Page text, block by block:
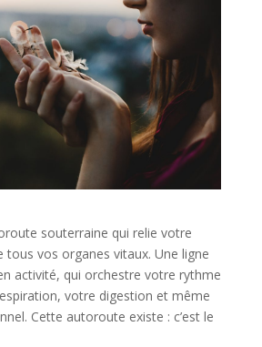
souterraine qui relie votre
tous vos organes vitaux. Une ligne
activité, qui orchestre votre rythme
votre digestion et même
Cette autoroute existe : c’est le